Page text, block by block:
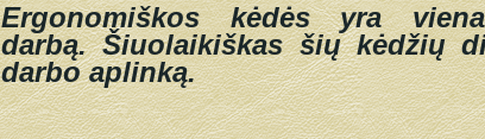
Ergonomiškos kėdės yra
darbą.Šiuolaikiškas šių kėdžių
darbo aplinką.